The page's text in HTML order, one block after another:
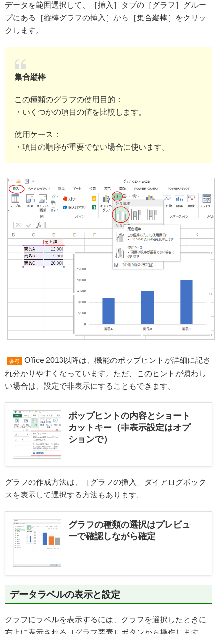
データを範囲選択して、［挿入］タブの［グラフ］グルー
プにある［縦棒グラフの挿入］から［集合縦棒］をクリッ
クします。
集合縦棒
この種類のグラフの使用目的：
・いくつかの項目の値を比較します。
使用ケース：
・項目の順序が重要でない場合に使います。
参考
Office 2013以降は、機能のポップヒントが詳細に記さ
れ分かりやすくなっています。ただ、このヒントが煩わし
い場合は、設定で非表示にすることもできます。
ポップヒントの内容とショート
カットキー（非表示設定はオプ
ションで）
グラフの作成方法は、［グラフの挿入］ダイアログボック
スを表示して選択する方法もあります。
グラフの種類の選択はプレビュ
ーで確認しながら確定
データラベルの表示と設定
グラフにラベルを表示するには、グラフを選択したときに
右上に表示される［グラフ要素］ボタンから操作します。